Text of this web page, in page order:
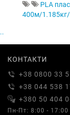
PLA
400м/
..
КОНТАКТИ
+38 0800 33
+38 044 538
+380 50 404
Пн-Пт: 8:00 - 17:00